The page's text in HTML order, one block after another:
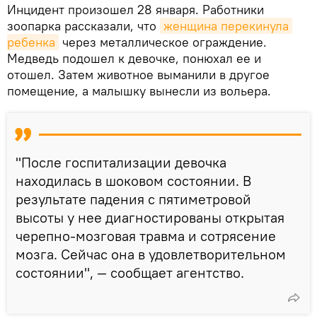
Инцидент произошел 28 января. Работники
зоопарка рассказали, что женщина перекинула
ребенка через металлическое ограждение.
Медведь подошел к девочке, понюхал ее и
отошел. Затем животное выманили в другое
помещение, а малышку вынесли из вольера.
"После госпитализации девочка
находилась в шоковом состоянии. В
результате падения с пятиметровой
высоты у нее диагностированы открытая
черепно-мозговая травма и сотрясение
мозга. Сейчас она в удовлетворительном
состоянии", — сообщает агентство.